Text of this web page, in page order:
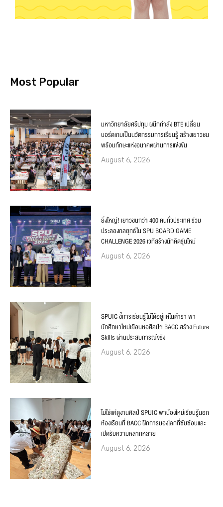
Most Popular
มหาวิทยาลัยศรีปทุม ผนึกกำลัง BTE เปลี่ยน
บอร์ดเกมเป็นนวัตกรรมการเรียนรู้ สร้างเยาวชน
พร้อมทักษะแห่งอนาคตผ่านการแข่งขัน
August 6, 2026
ยิ่งใหญ่! เยาวชนกว่า 400 คนทั่วประเทศ ร่วม
ประลองกลยุทธ์ใน SPU BOARD GAME
CHALLENGE 2026 เวทีสร้างนักคิดรุ่นใหม่
August 6, 2026
SPUIC ชี้การเรียนรู้ไม่ได้อยู่แค่ในตำรา พา
นักศึกษาใหม่เยือนหอศิลป์ฯ BACC สร้าง Future
Skills ผ่านประสบการณ์จริง
August 6, 2026
ไม่ใช่แค่ดูงานศิลป์ SPUIC พาน้องใหม่เรียนรู้นอก
ห้องเรียนที่ BACC ฝึกการมองโลกที่ซับซ้อนและ
เปิดรับความหลากหลาย
August 6, 2026